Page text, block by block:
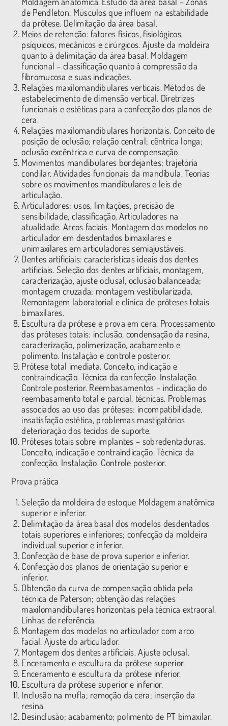
de Pendleton. Músculos que influem na estabilidade
da prótese. Delimitação da área basal.
Meios de retenção: fatores físicos, fisiológicos,
psíquicos, mecânicos e cirúrgicos. Ajuste da moldeira
quanto à delimitação da área basal. Moldagem
funcional – classificação quanto à compressão da
fibromucosa e suas indicações.
Relações maxilomandibulares verticais. Métodos de
estabelecimento de dimensão vertical. Diretrizes
funcionais e estéticas para a confecção dos planos de
cera.
Relações maxilomandibulares horizontais. Conceito de
posição de oclusão; relação central; cêntrica longa;
oclusão excêntrica e curva de compensação.
Movimentos mandibulares bordejantes; trajetória
condilar. Atividades funcionais da mandíbula. Teorias
sobre os movimentos mandibulares e leis de
articulação.
Articuladores: usos, limitações, precisão de
sensibilidade, classificação. Articuladores na
atualidade. Arcos faciais. Montagem dos modelos no
articulador em desdentados bimaxilares e
unimaxilares em articuladores semiajustáveis.
Dentes artificiais: características ideais dos dentes
artificiais. Seleção dos dentes artificiais, montagem,
caracterização, ajuste oclusal, oclusão balanceada;
montagem cruzada; montagem vestibularizada.
Remontagem laboratorial e clínica de próteses totais
bimaxilares.
Escultura da prótese e prova em cera. Processamento
das próteses totais: inclusão, condensação da resina,
caracterização, polimerização, acabamento e
polimento. Instalação e controle posterior.
Prótese total imediata. Conceito, indicação e
contraindicação. Técnica da confecção. Instalação.
Controle posterior. Reembasamentos – indicação do
reembasamento total e parcial, técnicas. Problemas
associados ao uso das próteses: incompatibilidade,
insatisfação estética, problemas mastigatórios
deterioração dos tecidos de suporte.
Próteses totais sobre implantes – sobredentaduras.
Conceito, indicação e contraindicação. Técnica da
confecção. Instalação. Controle posterior.
Prova prática
Seleção da moldeira de estoque Moldagem anatômica
superior e inferior.
Delimitação da área basal dos modelos desdentados
totais superiores e inferiores; confecção da moldeira
individual superior e inferior.
Confecção de base de prova superior e inferior.
Confecção dos planos de orientação superior e
inferior.
Obtenção da curva de compensação obtida pela
técnica de Paterson; obtenção das relações
maxilomandibulares horizontais pela técnica extraoral.
Linhas de referência.
Montagem dos modelos no articulador com arco
facial. Ajuste do articulador.
Montagem dos dentes artificiais. Ajuste oclusal.
Enceramento e escultura da prótese superior.
Enceramento e escultura da prótese inferior.
Escultura da prótese superior e inferior.
Inclusão na mufla; remoção da cera; inserção da
resina.
Desinclusão; acabamento; polimento de PT bimaxilar.